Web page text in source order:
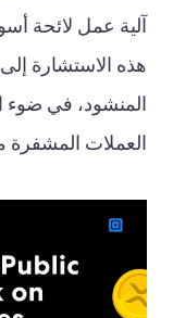
هذه الاستشارة
المنشود، في ضوء
العملات المشفرة